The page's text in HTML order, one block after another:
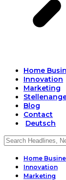
Home
Innovation
Marketing
Blog
Contact
Deutsch
Home
Innovation
Marketing